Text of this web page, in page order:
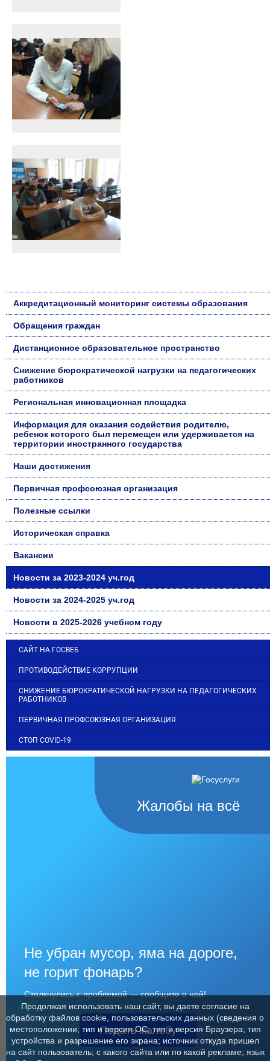
Аккредитационный мониторинг системы образования
Обращения граждан
Дистанционное образовательное пространство
Снижение бюрократической нагрузки на педагогических
работников
Региональная инновационная площадка
Информация для оказания содействия родителю,
ребенок которого был перемещен или удерживается на
территории иностранного государства
Наши достижения
Первичная профсоюзная организация
Полезные ссылки
Историческая справка
Вакансии
Новости за 2023-2024 уч.год
Новости за 2024-2025 уч.год
Новости в 2025-2026 учебном году
САЙТ НА ГОСВЕБ
ПРОТИВОДЕЙСТВИЕ КОРРУПЦИИ
СНИЖЕНИЕ БЮРОКРАТИЧЕСКОЙ НАГРУЗКИ НА ПЕДАГОГИЧЕСКИХ
РАБОТНИКОВ
ПЕРВИЧНАЯ ПРОФСОЮЗНАЯ ОРГАНИЗАЦИЯ
СТОП COVID-19
Жалобы на всё
Не убран мусор, яма на дороге,
не горит фонарь?
Столкнулись с проблемой — сообщите о ней!
Подать жалобу
Продолжая использовать наш сайт, вы даете согласие на
обработку файлов cookie, пользовательских данных (сведения о
местоположении; тип и версия ОС; тип и версия Браузера; тип
устройства и разрешение его экрана; источник откуда пришел
на сайт пользователь; с какого сайта или по какой рекламе; язык